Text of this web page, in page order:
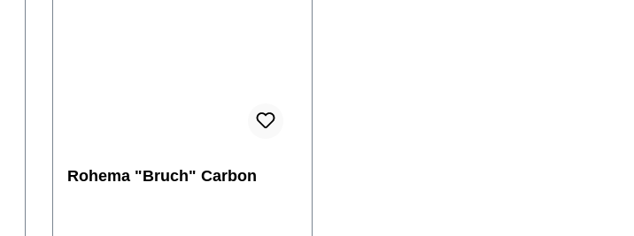
Rohema "Bruch" Carbon